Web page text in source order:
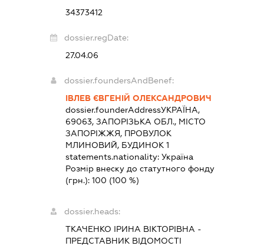
34373412
dossier.regDate:
27.04.06
dossier.foundersAndBenef:
ІВЛЕВ ЄВГЕНІЙ ОЛЕКСАНДРОВИЧ
dossier.founderAddressУКРАЇНА,
69063, ЗАПОРІЗЬКА ОБЛ., МІСТО
ЗАПОРІЖЖЯ, ПРОВУЛОК
МЛИНОВИЙ, БУДИНОК 1
statements.nationality:Україна
Розмір внеску до статутного фонду
(грн.):100 (100 %)
dossier.heads:
ТКАЧЕНКО ІРИНА ВІКТОРІВНА -
ПРЕДСТАВНИК ВІДОМОСТІ